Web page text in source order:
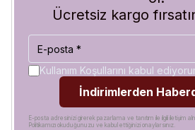
Blue Abyss
Hilal A.
Satın Alınmış
Görür görmez çok beğendim. Hem
hem de koruma olarak çok güvenilir.
için teşekkürler
Ücretsiz kargo
Kullanım Koşullarını kabul
İndirimlerden
E-posta adresinizi girerek pazarlama ve tanıtım ile ilgili iletişim
Politikamızı okuduğunuzu ve kabul ettiğinizi onaylarsınız.